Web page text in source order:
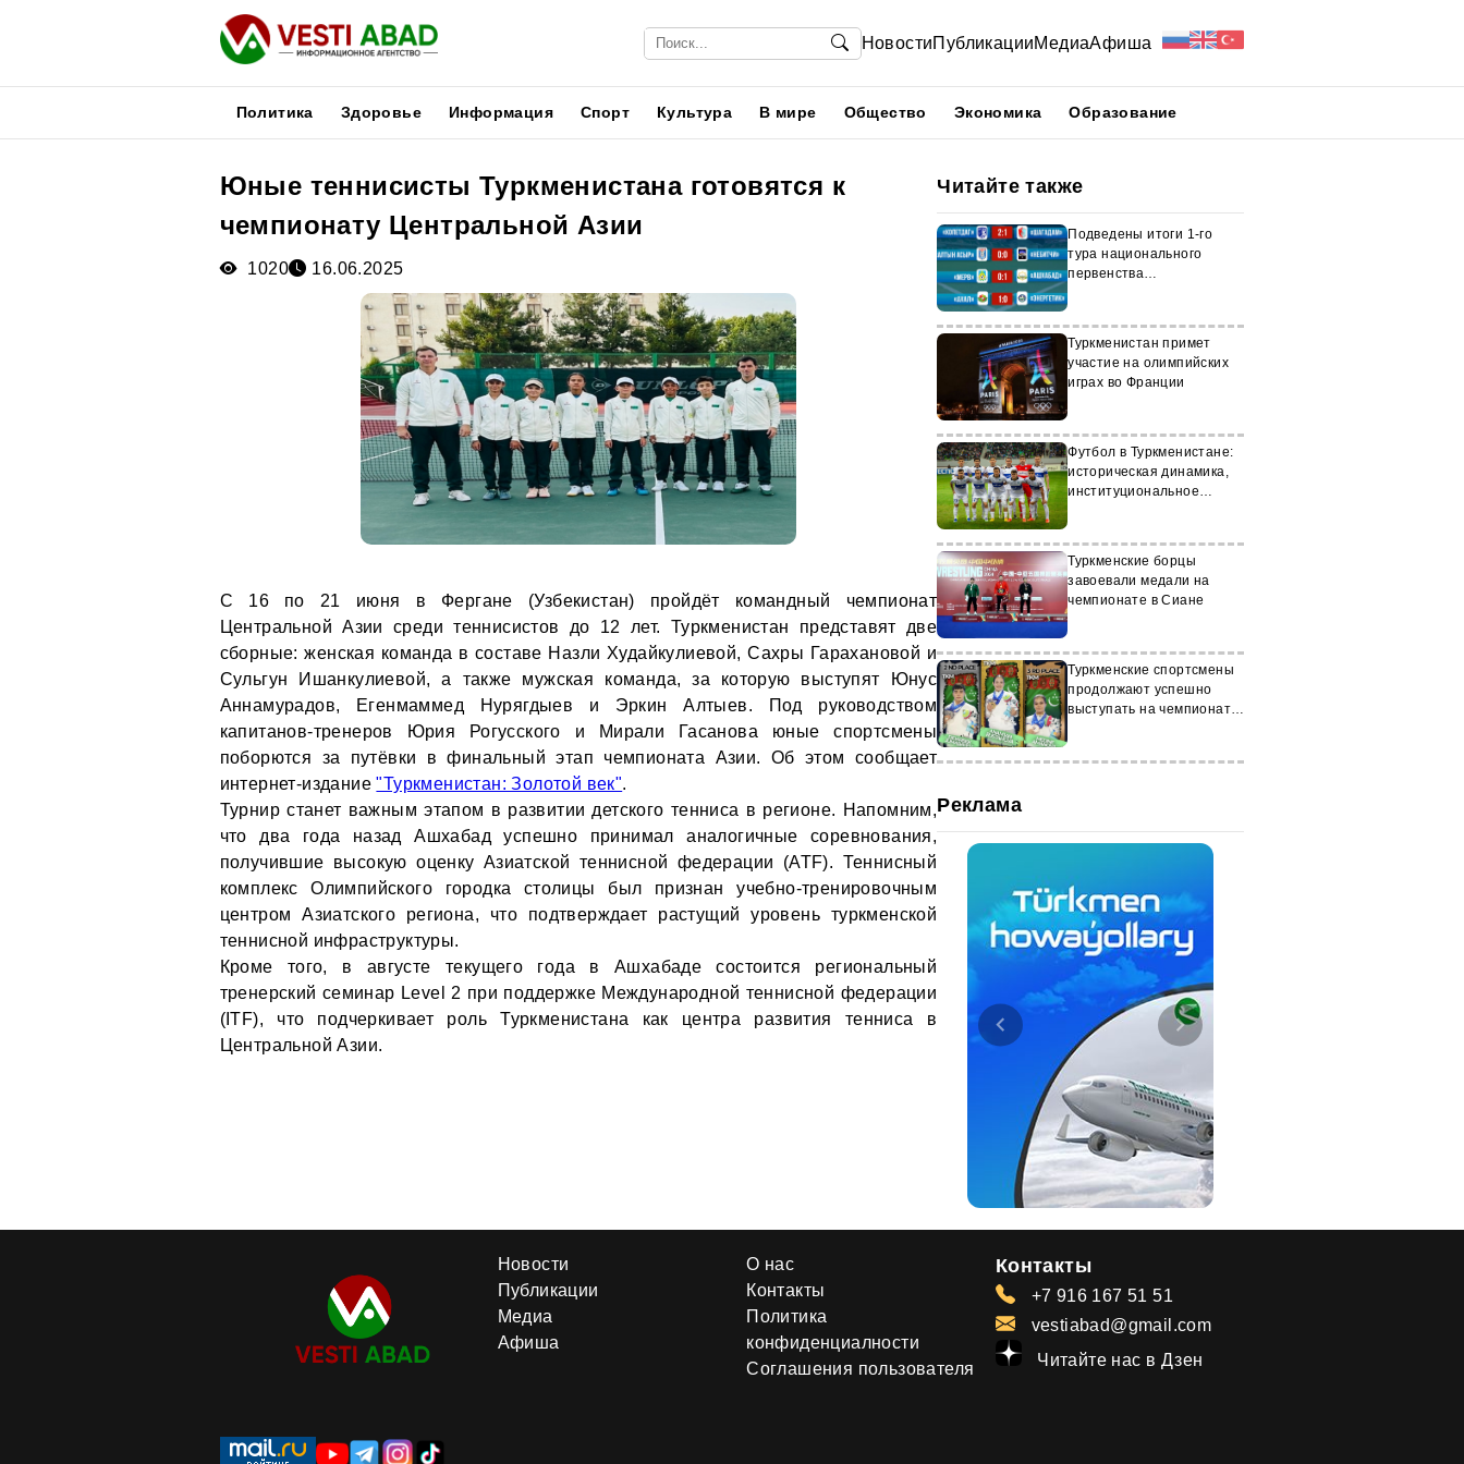
НовостиПубликацииМедиаАфиша
Политика Здоровье Информация Спорт Культура В мире Общество Экономика Образование
Юные теннисисты Туркменистана готовятся к
чемпионату Центральной Азии
1020 16.06.2025
С 16 по 21 июня в Фергане (Узбекистан) пройдёт командный чемпионат
Центральной Азии среди теннисистов до 12 лет. Туркменистан представят две
сборные: женская команда в составе Назли Худайкулиевой, Сахры Гарахановой и
Сульгун Ишанкулиевой, а также мужская команда, за которую выступят Юнус
Аннамурадов, Егенмаммед Нурягдыев и Эркин Алтыев. Под руководством
капитанов-тренеров Юрия Рогусского и Мирали Гасанова юные спортсмены
поборются за путёвки в финальный этап чемпионата Азии. Об этом сообщает
интернет-издание"Туркменистан: Золотой век".
Турнир станет важным этапом в развитии детского тенниса в регионе. Напомним,
что два года назад Ашхабад успешно принимал аналогичные соревнования,
получившие высокую оценку Азиатской теннисной федерации (ATF). Теннисный
комплекс Олимпийского городка столицы был признан учебно-тренировочным
центром Азиатского региона, что подтверждает растущий уровень туркменской
теннисной инфраструктуры.
Кроме того, в августе текущего года в Ашхабаде состоится региональный
тренерский семинар Level 2 при поддержке Международной теннисной федерации
(ITF), что подчеркивает роль Туркменистана как центра развития тенниса в
Центральной Азии.
Читайте также
Подведены итоги 1-го
тура национального
первенства
Туркменистан примет
участие на олимпийских
играх во Франции
Футбол в Туркменистане:
историческая динамика,
институциональное
международные векторы
развития
Туркменские борцы
завоевали медали на
чемпионате в Сиане
Туркменские спортсмены
продолжают успешно
выступать на чемпионате
Реклама
Новости
Публикации
Медиа
Афиша
О нас
Контакты
Политика
конфиденциалности
Соглашения пользователя
Контакты
+7 916 167 51 51
vestiabad@gmail.com
Читайте нас в Дзен